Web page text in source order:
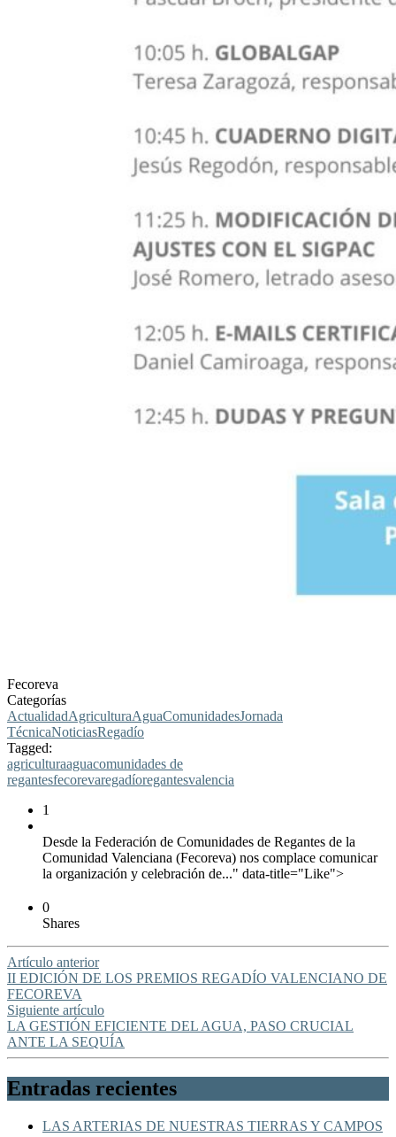
Fecoreva
Categorías
ActualidadAgriculturaAguaComunidadesJornada
TécnicaNoticiasRegadío
Tagged:
agriculturaaguacomunidades de
regantesfecorevaregadíoregantesvalencia
1
Desde la Federación de Comunidades de Regantes de la
Comunidad Valenciana (Fecoreva) nos complace comunicar
la organización y celebración de..." data-title="Like">
0
Shares
Artículo anterior
II EDICIÓN DE LOS PREMIOS REGADÍO VALENCIANO DE
FECOREVA
Siguiente artículo
LA GESTIÓN EFICIENTE DEL AGUA, PASO CRUCIAL
ANTE LA SEQUÍA
Entradas recientes
LAS ARTERIAS DE NUESTRAS TIERRAS Y CAMPOS